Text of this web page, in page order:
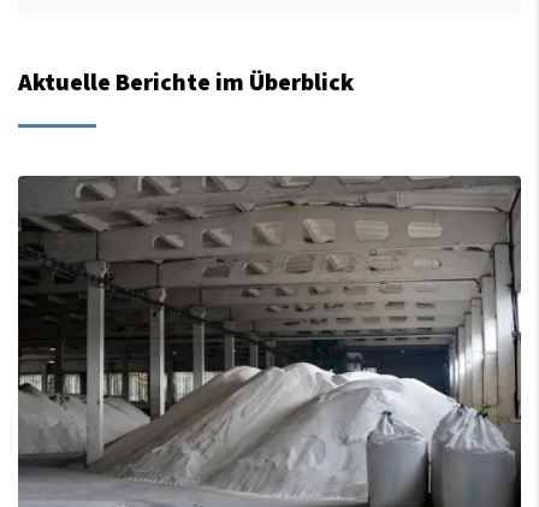
Aktuelle Berichte im Überblick